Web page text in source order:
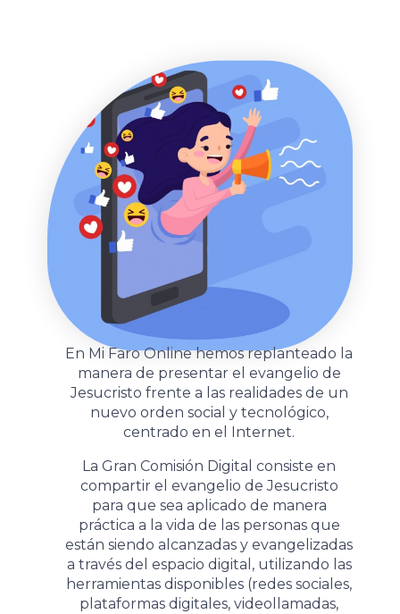
En Mi Faro Online hemos replanteado la
manera de presentar el evangelio de
Jesucristo frente a las realidades de un
nuevo orden social y tecnológico,
centrado en el Internet.
La Gran Comisión Digital consiste en
compartir el evangelio de Jesucristo
para que sea aplicado de manera
práctica a la vida de las personas que
están siendo alcanzadas y evangelizadas
a través del espacio digital, utilizando las
herramientas disponibles (redes sociales,
plataformas digitales, videollamadas,